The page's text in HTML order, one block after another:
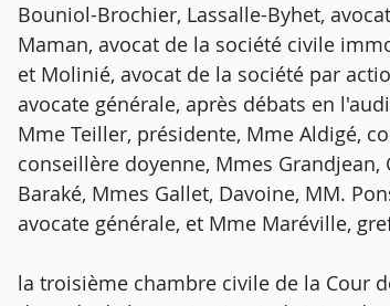
Bouniol-Brochier, Lassalle-Byhet,
Maman, avocat de la société civile
et Molinié, avocat de la société par
avocate générale, après débats en
Mme Teiller, présidente, Mme Aldigé,
conseillère doyenne, Mmes
Baraké, Mmes Gallet, Davoine, MM.
avocate générale, et Mme Maréville,
la troisième chambre civile de la Cour